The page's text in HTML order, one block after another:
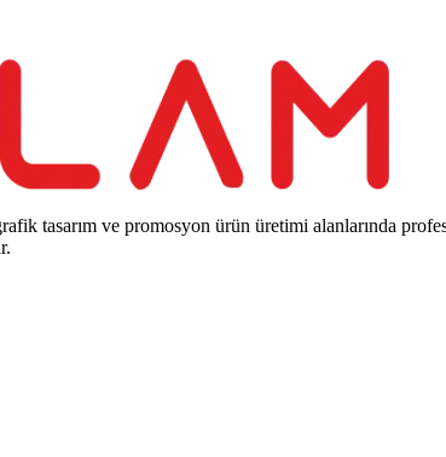
tasarım ve promosyon ürün üretimi alanlarında